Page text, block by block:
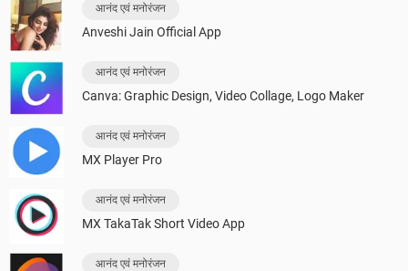
आनंद एवं मनोरंजन
Anveshi Jain Official App
आनंद एवं मनोरंजन
Canva: Graphic Design, Video Collage, Logo Maker
आनंद एवं मनोरंजन
MX Player Pro
आनंद एवं मनोरंजन
MX TakaTak Short Video App
आनंद एवं मनोरंजन